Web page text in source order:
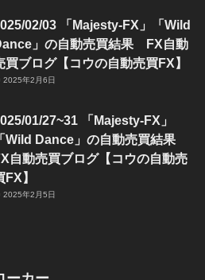
02/03 「Majesty-FX」「Wild
」の自動売買結果 FX自動
買ブログ【コウの自動売買FX】
2025年2月6日
01/27~31 「Majesty-FX」
「Wild Dance」の自動売買結果
自動売買ブログ【コウの自動売
FX】
2025年2月5日